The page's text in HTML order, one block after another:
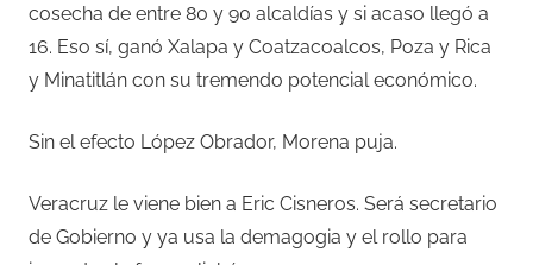
cosecha de entre 80 y 90 alcaldías y si acaso llegó a
16. Eso sí, ganó Xalapa y Coatzacoalcos, Poza y Rica
y Minatitlán con su tremendo potencial económico.
Sin el efecto López Obrador, Morena puja.
Veracruz le viene bien a Eric Cisneros. Será secretario
de Gobierno y ya usa la demagogia y el rollo para